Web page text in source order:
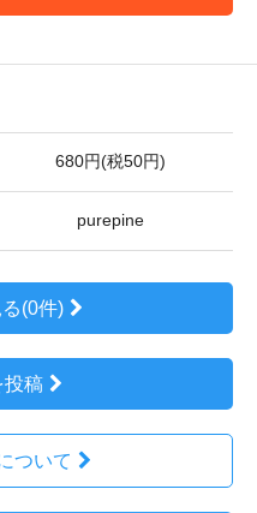
680円(税50円)
purepine
(0件)
投稿
ついて